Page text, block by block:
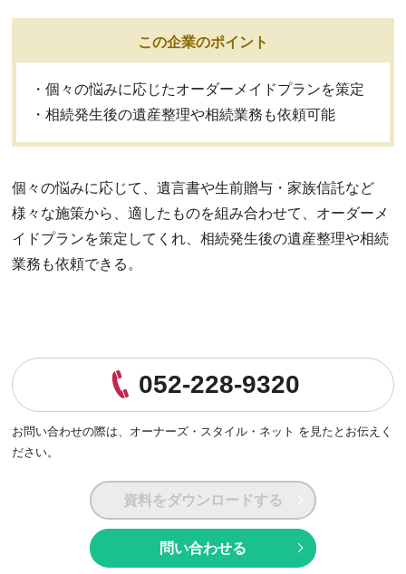
この企業のポイント
・個々の悩みに応じたオーダーメイドプランを策定
・相続発生後の遺産整理や相続業務も依頼可能
個々の悩みに応じて、遺言書や生前贈与・家族信託など
様々な施策から、適したものを組み合わせて、オーダーメ
イドプランを策定してくれ、相続発生後の遺産整理や相続
業務も依頼できる。
052-228-9320
お問い合わせの際は、 オーナーズ・スタイル・ネット を見たとお伝えく
ださい。
資料をダウンロードする
問い合わせる